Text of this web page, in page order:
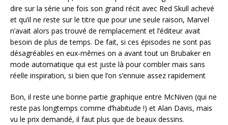
dire sur la série une fois son grand récit avec Red Skull achevé
et qu’il ne reste sur le titre que pour une seule raison, Marvel
n’avait alors pas trouvé de remplacement et l’éditeur avait
besoin de plus de temps. De fait, si ces épisodes ne sont pas
désagréables en eux-mêmes on a avant tout un Brubaker en
mode automatique qui est juste là pour combler mais sans
réelle inspiration, si bien que l’on s’ennuie assez rapidement
Bon, il reste une bonne partie graphique entre McNiven (qui ne
reste pas longtemps comme d’habitude !) et Alan Davis, mais
vu le prix demandé, il faut plus que de beaux dessins.